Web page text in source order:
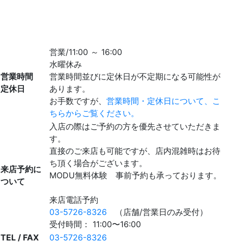
営業時間
定休日
営業/11:00 ～ 16:00
水曜休み
営業時間並びに定休日が不定期になる可能性が
あります。
お手数ですが、 営業時間・定休日について、こ
ちらからご覧ください。
来店予約に
ついて
入店の際はご予約の方を優先させていただきま
す。
直接のご来店も可能ですが、店内混雑時はお待
ち頂く場合がございます。
MODU無料体験 事前予約も承っております。
来店電話予約
03-5726-8326 （店舗/営業日のみ受付）
受付時間： 11:00〜16:00
TEL / FAX
03-5726-8326